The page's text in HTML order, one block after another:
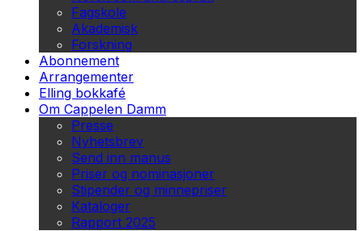
Fagskole
Akademisk
Forskning
Abonnement
Arrangementer
Elling bokkafé
Om Cappelen Damm
Presse
Nyhetsbrev
Send inn manus
Priser og nominasjoner
Stipender og minnepriser
Kataloger
Rapport 2025